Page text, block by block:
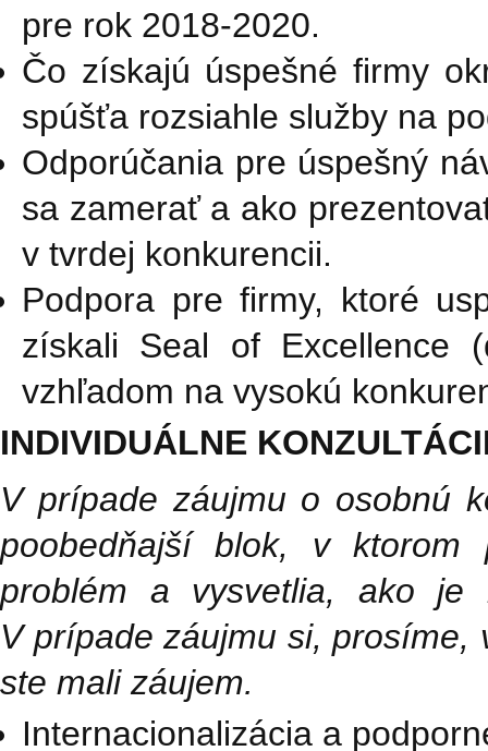
pre rok 2018-2020.
Čo získajú úspešné firmy
spúšťa rozsiahle služby na
Odporúčania pre úspešný
sa zamerať a ako
v tvrdej konkurencii.
Podpora pre firmy, ktoré
získali Seal of Excellence
vzhľadom na vysokú
INDIVIDUÁLNE
V prípade záujmu o osobnú
poobedňajší blok, v ktorom
problém a vysvetlia, ako je
V prípade záujmu si, prosíme,
ste mali záujem.
Internacionalizácia a